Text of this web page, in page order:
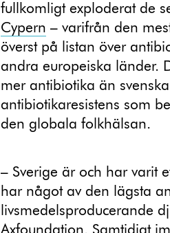
fullkomligt exploderat de
Cypern – varifrån den
överst på listan över
andra europeiska länder.
mer antibiotika än
antibiotikaresistens som
den globala folkhälsan.
– Sverige är och har varit
har något av den lägsta
livsmedelsproducerande